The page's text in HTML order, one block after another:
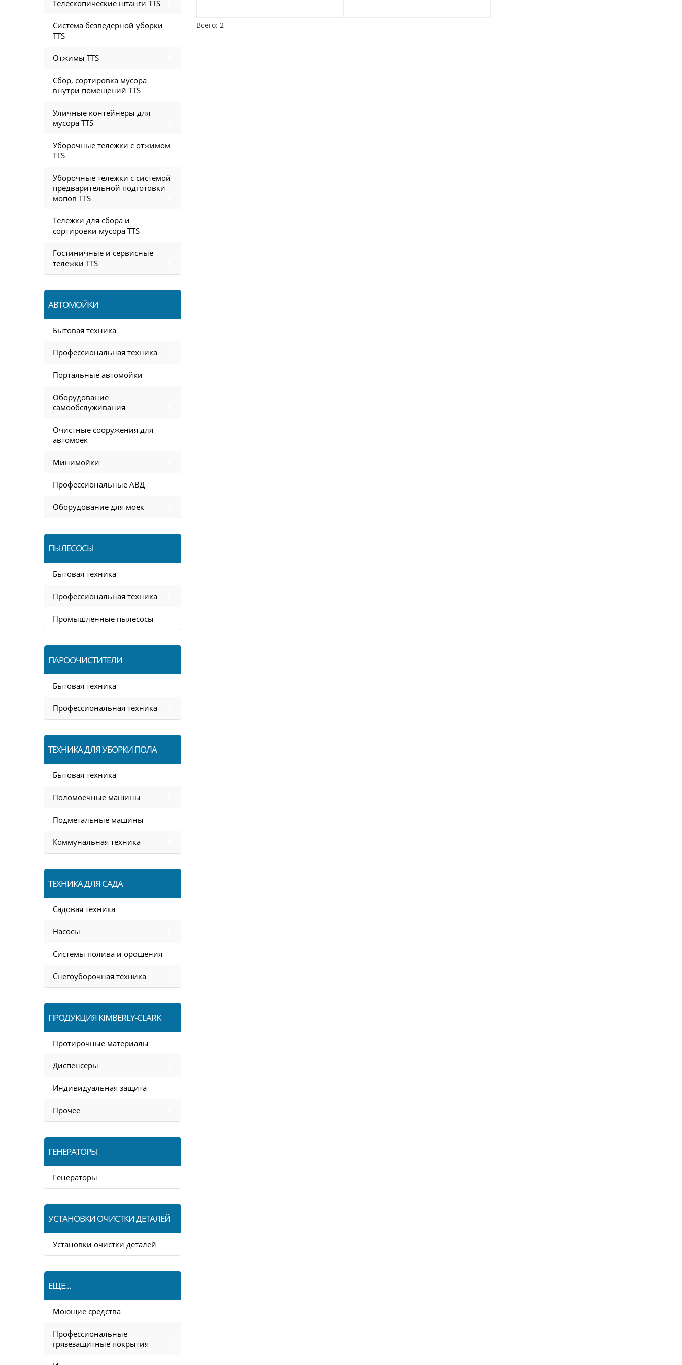
Телескопические штанги TTS
Система безведерной уборки
TTS
Отжимы TTS
Сбор, сортировка мусора
внутри помещений TTS
Уличные контейнеры для
мусора TTS
Уборочные тележки с отжимом
TTS
Уборочные тележки с системой
предварительной подготовки
мопов TTS
Тележки для сбора и
сортировки мусора TTS
Гостиничные и сервисные
тележки TTS
АВТОМОЙКИ
Бытовая техника
Профессиональная техника
Портальные автомойки
Оборудование
самообслуживания
Очистные сооружения для
автомоек
Минимойки
Профессиональные АВД
Оборудование для моек
ПЫЛЕСОСЫ
Бытовая техника
Профессиональная техника
Промышленные пылесосы
ПАРООЧИСТИТЕЛИ
Бытовая техника
Профессиональная техника
ТЕХНИКА ДЛЯ УБОРКИ ПОЛА
Бытовая техника
Поломоечные машины
Подметальные машины
Коммунальная техника
ТЕХНИКА ДЛЯ САДА
Садовая техника
Насосы
Системы полива и орошения
Снегоуборочная техника
ПРОДУКЦИЯ KIMBERLY-CLARK
Протирочные материалы
Диспенсеры
Индивидуальная защита
Прочее
ГЕНЕРАТОРЫ
Генераторы
УСТАНОВКИ ОЧИСТКИ ДЕТАЛЕЙ
Установки очистки деталей
ЕЩЕ...
Моющие средства
Профессиональные
грязезащитные покрытия
Всего: 2